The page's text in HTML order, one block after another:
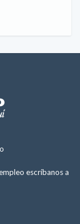
escríbanos a